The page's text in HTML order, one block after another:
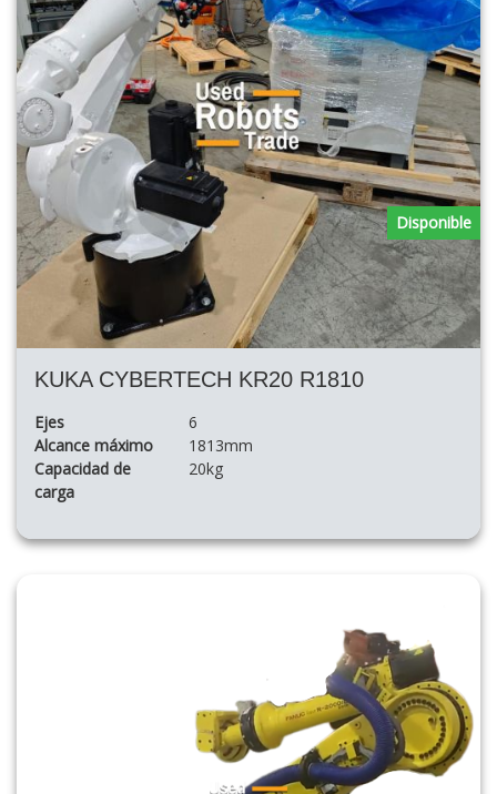
KUKA CYBERTECH KR20 R1810
Ejes
6
Alcance máximo
1813mm
Capacidad de
carga
20kg
Disponible